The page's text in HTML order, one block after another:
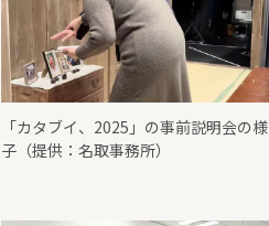
「カタブイ、2025」の事前説明会の様
子（提供：名取事務所）